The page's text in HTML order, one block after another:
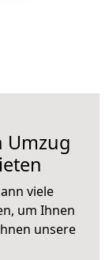
Umzug
viele
um Ihnen
unsere